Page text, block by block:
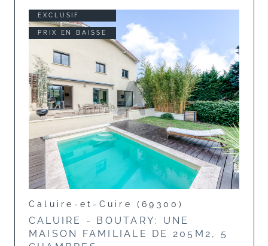
EXCLUSIF
PRIX EN BAISSE
Caluire-et-Cuire (69300)
CALUIRE - BOUTARY: UNE
MAISON FAMILIALE DE 205M2, 5